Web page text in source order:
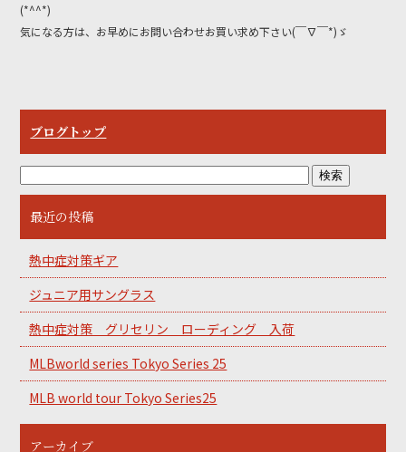
(*^^*)
気になる方は、お早めにお問い合わせお買い求め下さい(￣∇￣*)ゞ
ブログトップ
最近の投稿
熱中症対策ギア
ジュニア用サングラス
熱中症対策 グリセリン ローディング 入荷
MLBworld series Tokyo Series 25
MLB world tour Tokyo Series25
アーカイブ